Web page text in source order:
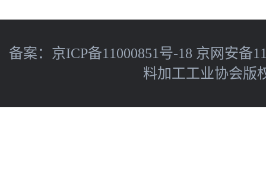
备案： 京ICP备11000851号-18 京网安备
料加工工业协会版